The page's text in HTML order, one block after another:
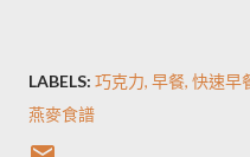
LABELS: 巧克力 早餐 快速早
燕麥食譜